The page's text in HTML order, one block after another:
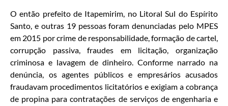
O então prefeito de Itapemirim, no Litoral Sul do Espírito
Santo, e outras 19 pessoas foram denunciadas pelo MPES
em 2015 por crime de responsabilidade, formação de cartel,
corrupção passiva, fraudes em licitação, organização
criminosa e lavagem de dinheiro. Conforme narrado na
denúncia, os agentes públicos e empresários acusados
fraudavam procedimentos licitatórios e exigiam a cobrança
de propina para contratações de serviços de engenharia e